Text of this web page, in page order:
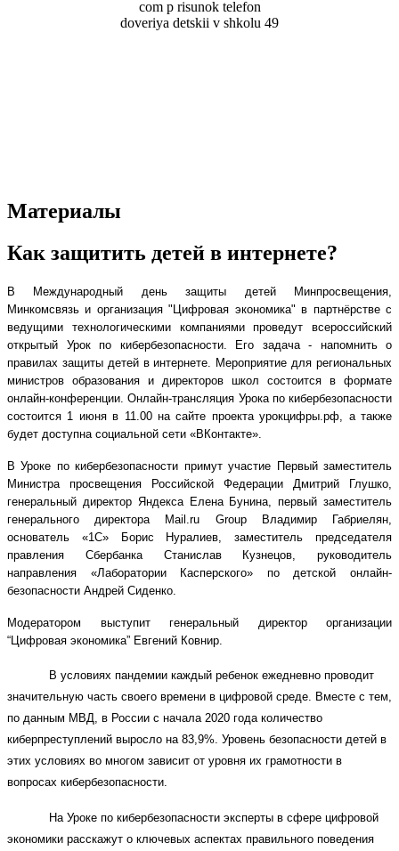
Материалы
Как защитить детей в интернете?
В Международный день защиты детей Минпросвещения,
Минкомсвязь и организация "Цифровая экономика" в партнёрстве с
ведущими технологическими компаниями проведут всероссийский
открытый Урок по кибербезопасности. Его задача - напомнить о
правилах защиты детей в интернете. Мероприятие для региональных
министров образования и директоров школ состоится в формате
онлайн-конференции. Онлайн-трансляция Урока по кибербезопасности
состоится 1 июня в 11.00 на сайте проекта урокцифры.рф, а также
будет доступна социальной сети «ВКонтакте».
В Уроке по кибербезопасности примут участие Первый заместитель
Министра просвещения Российской Федерации Дмитрий Глушко,
генеральный директор Яндекса Елена Бунина, первый заместитель
генерального директора Mail.ru Group Владимир Габриелян,
основатель «1С» Борис Нуралиев, заместитель председателя
правления Сбербанка Станислав Кузнецов, руководитель
направления «Лаборатории Касперского» по детской онлайн-
безопасности Андрей Сиденко.
Модератором выступит генеральный директор организации
“Цифровая экономика” Евгений Ковнир.
В условиях пандемии каждый ребенок ежедневно проводит
значительную часть своего времени в цифровой среде. Вместе с тем,
по данным МВД, в России с начала 2020 года количество
киберпреступлений выросло на 83,9%. Уровень безопасности детей в
этих условиях во многом зависит от уровня их грамотности в
вопросах кибербезопасности.
На Уроке по кибербезопасности эксперты в сфере цифровой
экономики расскажут о ключевых аспектах правильного поведения